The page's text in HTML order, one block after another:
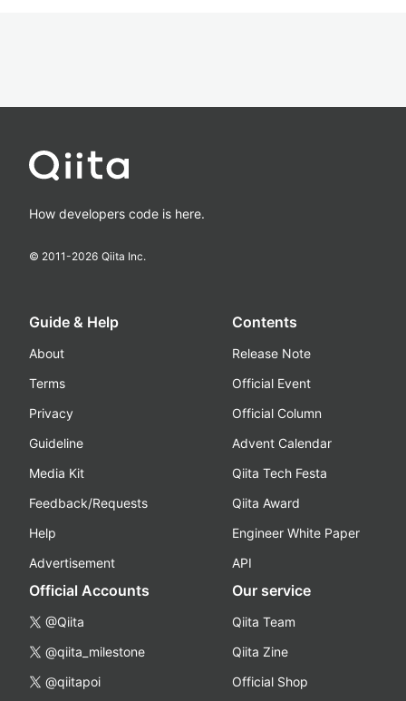
How developers code is here.
© 2011-2026 Qiita Inc.
Guide & Help
About
Terms
Privacy
Guideline
Media Kit
Feedback/Requests
Help
Advertisement
Contents
Release Note
Official Event
Official Column
Advent Calendar
Qiita Tech Festa
Qiita Award
Engineer White Paper
API
Official Accounts
@Qiita
@qiita_milestone
@qiitapoi
Our service
Qiita Team
Qiita Zine
Official Shop